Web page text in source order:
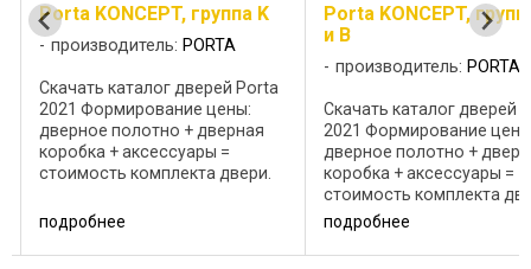
Porta KONCEPT, группа K
производитель: PORTA
Скачать каталог дверей Porta
2021 Формирование цены:
дверное полотно + дверная
коробка + аксессуары =
стоимость комплекта двери.
Коробки Рекомендованные
дверные коробки с четвертью:
• Porta SYSTEM (88 €); •
подробнее
Porta KONCEPT,
и B
производитель: PORTA
Скачать каталог дверей
2021 Формирование
дверное полотно +
коробка + аксессуары =
стоимость комплекта
Полотно от 222 до 261 €
Коробки
дверные коробки с
подробнее